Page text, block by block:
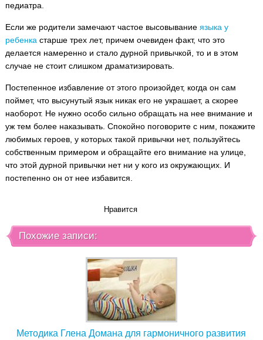
педиатра.
Если же родители замечают частое высовывание языка у
ребенка старше трех лет, причем очевиден факт, что это
делается намеренно и стало дурной привычкой, то и в этом
случае не стоит слишком драматизировать.
Постепенное избавление от этого произойдет, когда он сам
поймет, что высунутый язык никак его не украшает, а скорее
наоборот. Не нужно особо сильно обращать на нее внимание и
уж тем более наказывать. Спокойно поговорите с ним, покажите
любимых героев, у которых такой привычки нет, пользуйтесь
собственным примером и обращайте его внимание на улице,
что этой дурной привычки нет ни у кого из окружающих. И
постепенно он от нее избавится.
Нравится
Похожие записи:
Методика Глена Домана для гармоничного развития